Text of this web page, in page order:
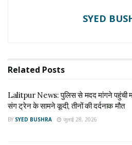
जुलाई 28, 2026
रविवार और सोमवार की दरमियानी रात,
उसने कुल्हाड़ी से एक-एक कर हमला कर
SYED
Related Posts
Lalitpur News: पुलिस से मदद मांगने पहुंची
संग ट्रेन के सामने कूदी, तीनों की दर्दनाक मौत
BY SYED BUSHRA जुलाई 28, 2026